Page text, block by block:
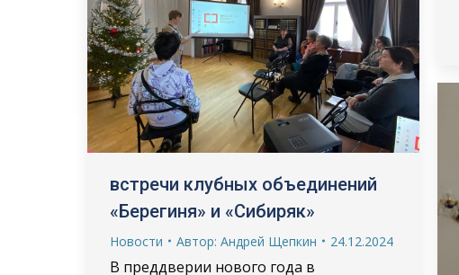
встречи клубных объединений
«Берегиня» и «Сибиряк»
Новости Автор: Андрей Щепкин 24.12.2024
В преддверии нового года в